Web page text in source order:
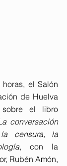
el Salón
de Huelva
conversación
censura, la
, con la
Rubén Amón,